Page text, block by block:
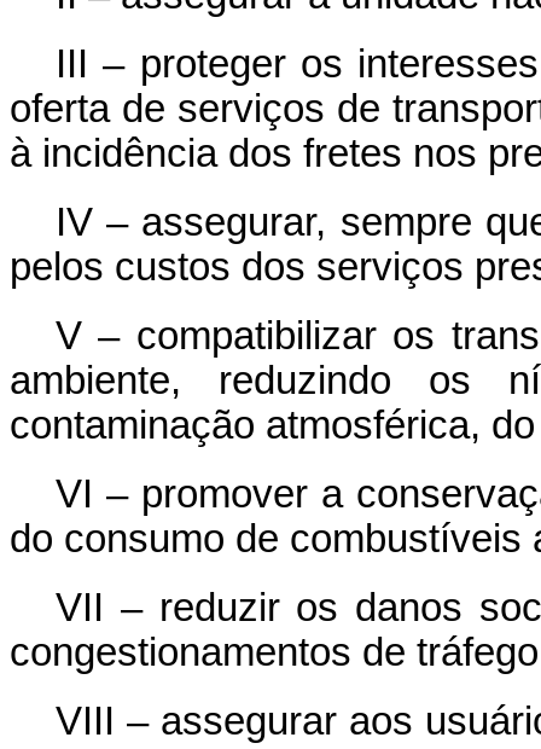
III – proteger os
oferta de serviços de
à incidência dos fretes nos
IV – assegurar, sempre
pelos custos dos serviços
V – compatibilizar os
ambiente, reduzindo os
contaminação atmosférica,
VI – promover a
do consumo de combustíveis
VII – reduzir os danos
congestionamentos de
VIII – assegurar aos